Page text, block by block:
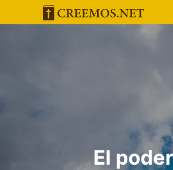
El